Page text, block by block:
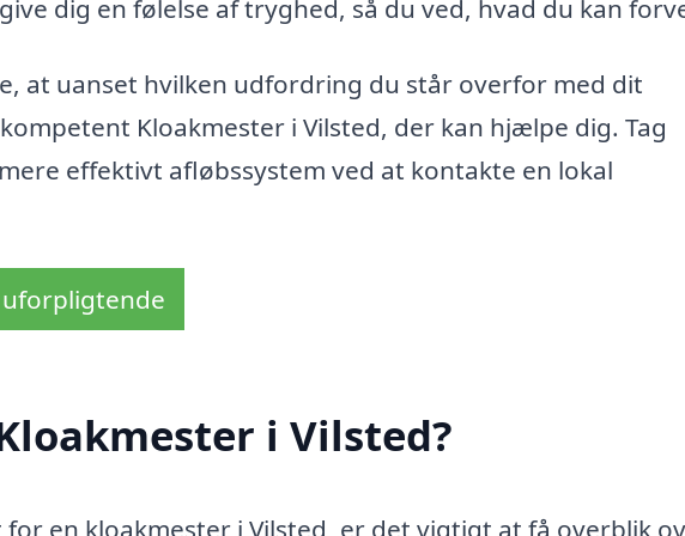
dig en følelse af tryghed, så du ved, hvad du kan
at uanset hvilken udfordring du står overfor med dit
Kloakmester i Vilsted, der kan hjælpe dig. Tag
effektivt afløbssystem ved at kontakte en lokal
i Vilsted?
en kloakmester i Vilsted, er det vigtigt at få overblik